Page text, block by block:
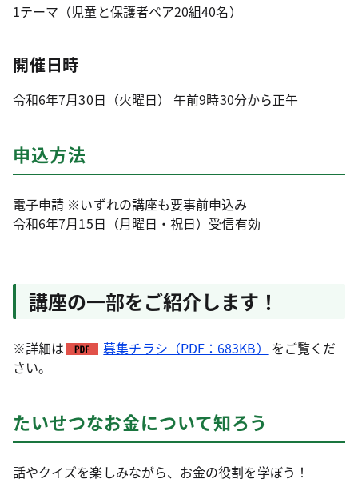
1テーマ（児童と保護者ペア20組40名）
開催日時
令和6年7月30日（火曜日） 午前9時30分から正午
申込方法
電子申請 ※いずれの講座も要事前申込み
令和6年7月15日（月曜日・祝日）受信有効
講座の一部をご紹介します！
※詳細は 募集チラシ（PDF：683KB）
をご覧くだ
さい。
たいせつなお金について知ろう
話やクイズを楽しみながら、お金の役割を学ぼう！